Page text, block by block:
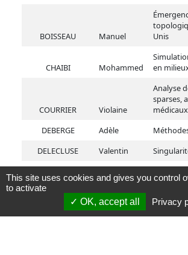
BOISSEAU Manuel
Unis
CHAIBI Mohammed
en
COURRIER Violaine
Analyse
sparses,
DEBERGE
Adèle
DELECLUSE
Valentin
DENTAN Samuel
variétés
DETURCK
Théo
This site uses cookies and gives you control
to activate
OK, accept all
Privacy